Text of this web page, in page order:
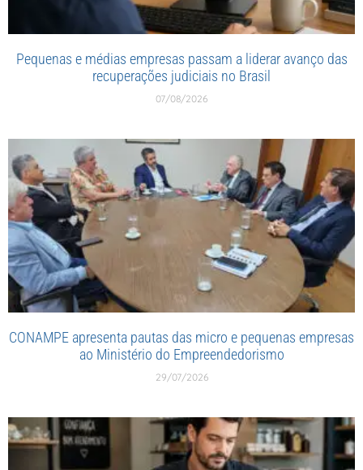
Pequenas e médias empresas passam a liderar avanço das
recuperações judiciais no Brasil
07/08/2026
CONAMPE apresenta pautas das micro e pequenas empresas
ao Ministério do Empreendedorismo
29/07/2026